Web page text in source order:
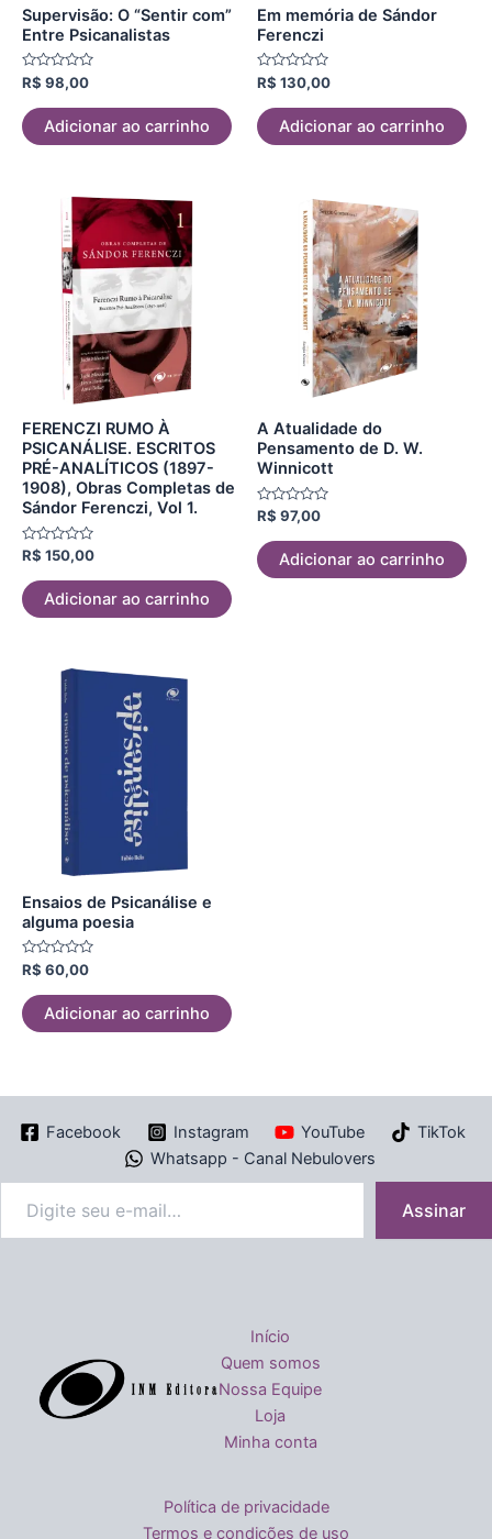
Supervisão: O “Sentir com”
Entre Psicanalistas
Avaliação
de
5
R$ 98,00
Adicionar ao carrinho
Em memória de Sándor
Ferenczi
Avaliação
de
5
R$ 130,00
Adicionar ao carrinho
FERENCZI RUMO À
PSICANÁLISE. ESCRITOS
PRÉ-ANALÍTICOS (1897-
1908), Obras Completas de
Sándor Ferenczi, Vol 1.
Avaliação
de
5
R$ 150,00
Adicionar ao carrinho
A Atualidade do
Pensamento de D. W.
Winnicott
Avaliação
de
5
R$ 97,00
Adicionar ao carrinho
Ensaios de Psicanálise e
alguma poesia
Avaliação
0
de
5
R$ 60,00
Adicionar ao carrinho
Facebook Instagram YouTube
TikTok
Whatsapp - Canal Nebulovers
Assinar
Início
Quem somos
Nossa Equipe
Loja
Minha conta
Política de privacidade
Termos e condições de uso